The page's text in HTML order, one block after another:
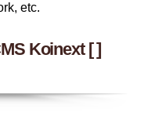
etc.
Koinext [ ]